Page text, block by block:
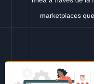
marketplaces